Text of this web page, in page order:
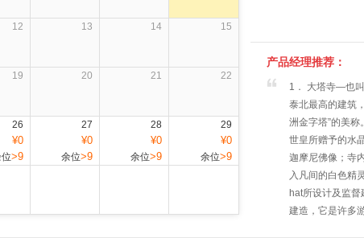
12 13 14 15
19 20 21 22
26
¥0
>9
27
¥0
余位>9
28
¥0
余位>9
29
¥0
余位>9
产品经理推荐：
1． 大塔寺—也
泰北最高的建筑
洲金字塔”的美
世皇所赠予的水
迦摩尼佛像；寺
入凡间的白色精
hat所设计及监
建造，它是许多